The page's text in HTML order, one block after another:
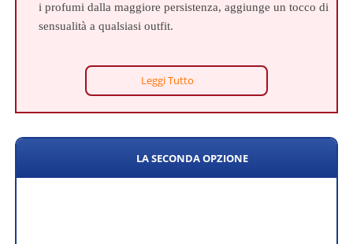
i profumi dalla maggiore persistenza, aggiunge un tocco di
sensualità a qualsiasi outfit.
Leggi Tutto
LA SECONDA OPZIONE